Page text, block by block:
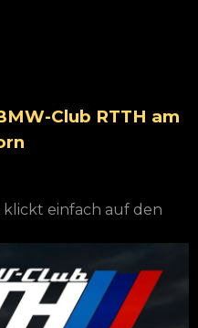
Club RTTH am
einfach auf den